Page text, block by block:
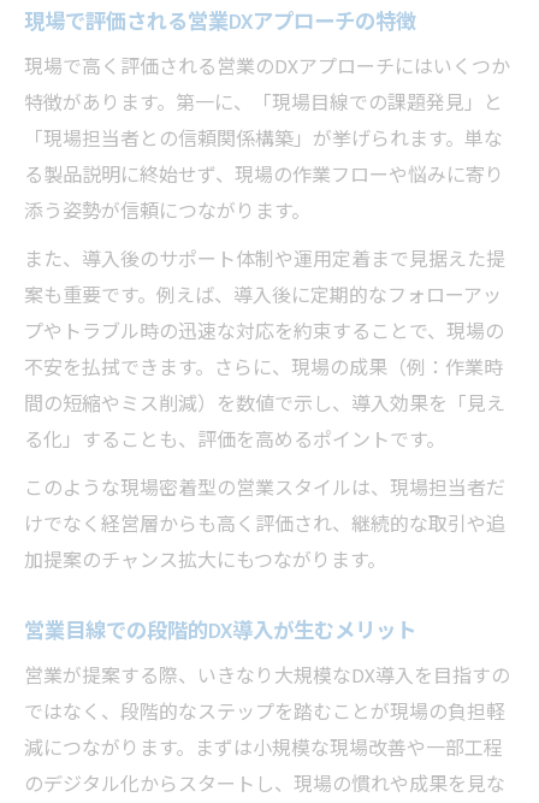
現場で評価される営業DXアプローチの特徴
現場で高く評価される営業のDXアプローチにはいくつか
特徴があります。第一に、「現場目線での課題発見」と
「現場担当者との信頼関係構築」が挙げられます。単な
る製品説明に終始せず、現場の作業フローや悩みに寄り
添う姿勢が信頼につながります。
また、導入後のサポート体制や運用定着まで見据えた提
案も重要です。例えば、導入後に定期的なフォローアッ
プやトラブル時の迅速な対応を約束することで、現場の
不安を払拭できます。さらに、現場の成果（例：作業時
間の短縮やミス削減）を数値で示し、導入効果を「見え
る化」することも、評価を高めるポイントです。
このような現場密着型の営業スタイルは、現場担当者だ
けでなく経営層からも高く評価され、継続的な取引や追
加提案のチャンス拡大にもつながります。
営業目線での段階的DX導入が生むメリット
営業が提案する際、いきなり大規模なDX導入を目指すの
ではなく、段階的なステップを踏むことが現場の負担軽
減につながります。まずは小規模な現場改善や一部工程
のデジタル化からスタートし、現場の慣れや成果を見な